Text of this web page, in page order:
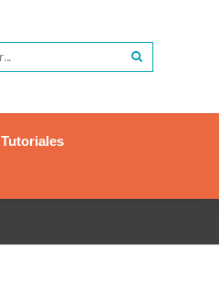
Tutoriales